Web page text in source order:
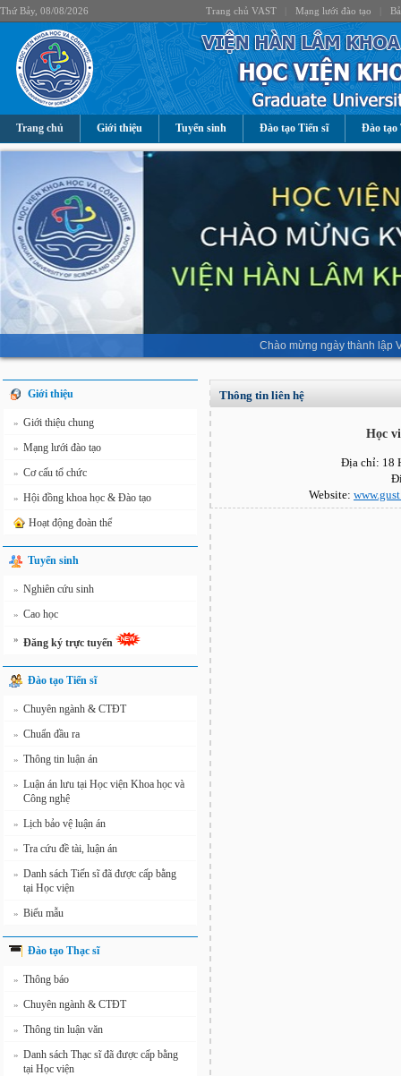
Thứ Bảy, 08/08/2026 Trang chủ VAST Mạng lưới đào tạo
Trang chủ Giới thiệu Tuyển sinh Đào tạo Tiến sĩ Đào tạo
Chào mừng ngày thành lập
Giới thiệu
» Giới thiệu chung
» Mạng lưới đào tạo
» Cơ cấu tổ chức
» Hội đồng khoa học & Đào tạo
Hoạt động đoàn thể
Tuyển sinh
» Nghiên cứu sinh
» Cao học
» Đăng ký trực tuyến
Đào tạo Tiến sĩ
» Chuyên ngành & CTĐT
» Chuẩn đầu ra
» Thông tin luận án
» Luận án lưu tại Học viện Khoa học và
Công nghệ
» Lịch bảo vệ luận án
» Tra cứu đề tài, luận án
» Danh sách Tiến sĩ đã được cấp bằng
tại Học viện
» Biểu mẫu
Đào tạo Thạc sĩ
» Thông báo
» Chuyên ngành & CTĐT
» Thông tin luận văn
» Danh sách Thạc sĩ đã được cấp bằng
tại Học viện
Thông tin liên hệ
Học
Địa chỉ: 18
Website: